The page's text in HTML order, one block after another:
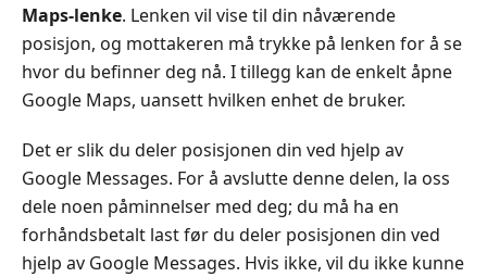
Maps-lenke. Lenken vil vise til din nåværende
posisjon, og mottakeren må trykke på lenken for å se
hvor du befinner deg nå. I tillegg kan de enkelt åpne
Google Maps, uansett hvilken enhet de bruker.
Det er slik du deler posisjonen din ved hjelp av
Google Messages. For å avslutte denne delen, la oss
dele noen påminnelser med deg; du må ha en
forhåndsbetalt last før du deler posisjonen din ved
hjelp av Google Messages. Hvis ikke, vil du ikke kunne